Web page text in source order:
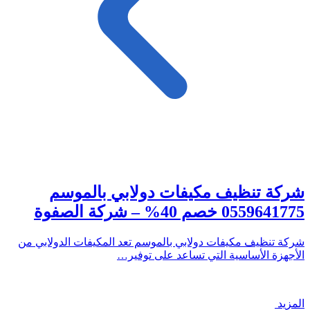
شركة تنظيف مكيفات دولابي بالموسم
0559641775 خصم 40% – شركة الصفوة
شركة تنظيف مكيفات دولابي بالموسم تعد المكيفات الدولابي من
الأجهزة الأساسية التي تساعد على توفير…
المزيد